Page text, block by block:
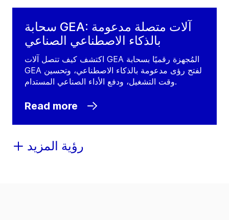
سحابة GEA: آلات متصلة مدعومة
بالذكاء الاصطناعي الصناعي
اكتشف كيف تتصل آلات GEA المُجهزة رقميًا بسحابة
GEA لفتح رؤى مدعومة بالذكاء الاصطناعي، وتحسين
وقت التشغيل، ودفع الأداء الصناعي المستدام.
Read more
رؤية المزيد